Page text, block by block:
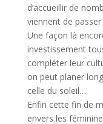
d’accueillir de
viennent de
Une façon là
investissement
compléter leur
on peut planer
celle du soleil…
Enfin cette fin de
envers les